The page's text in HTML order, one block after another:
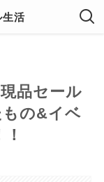
生活
現品セール
もの&イベ